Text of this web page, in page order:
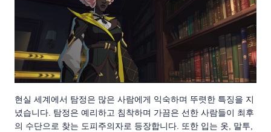
현실 세계에서 탐정은 많은 사람에게 익숙하며 뚜렷한 특징을 지
녔습니다. 탐정은 예리하고 침착하며 가끔은 선한 사람들이 최후
의 수단으로 찾는 도피주의자로 등장합니다. 또한 입는 옷, 말투,